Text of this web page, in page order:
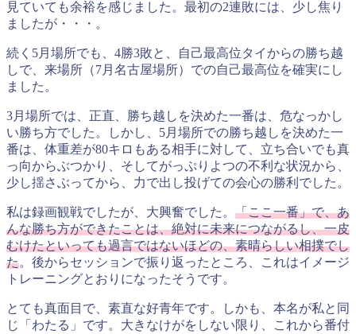
見ていても余裕を感じました。最初の2連敗には、少し焦り
ましたが・・・。
続く5月場所でも、4勝3敗と、自己最高位タイからの勝ち越
しで、来場所（7月名古屋場所）での自己最高位を確実にし
ました。
3月場所では、正直、勝ち越しを決めた一番は、危なっかし
い勝ち方でした。しかし、5月場所での勝ち越しを決めた一
番は、体重差が80キロもある相手に対して、立ち合いでも真
っ向からぶつかり、そしてがっぷりよつの不利な状況から、
少し揺さぶってから、力で出し投げての会心の勝利でした。
私は録画観戦でしたが、大興奮でした。 「ここ一番」で、あ
んな勝ち方ができたことは、絶対に未来につながるし、一皮
むけたといっても過言ではないほどの、素晴らしい相撲でし
た。後からセッションで振り返ったところ、これはイメージ
トレーニングとおりになったそうです。
とても真面目で、素直な好青年です。しかも、本名が私と同
じ「わたる」です。大きなけがをしない限り、これから番付